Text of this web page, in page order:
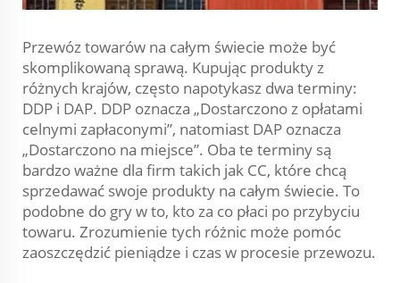
Przewóz towarów na całym świecie może być
skomplikowaną sprawą. Kupując produkty z
różnych krajów, często napotykasz dwa terminy:
DDP i DAP. DDP oznacza „Dostarczono z opłatami
celnymi zapłaconymi”, natomiast DAP oznacza
„Dostarczono na miejsce”. Oba te terminy są
bardzo ważne dla firm takich jak CC, które chcą
sprzedawać swoje produkty na całym świecie. To
podobne do gry w to, kto za co płaci po przybyciu
towaru. Zrozumienie tych różnic może pomóc
zaoszczędzić pieniądze i czas w procesie przewozu.